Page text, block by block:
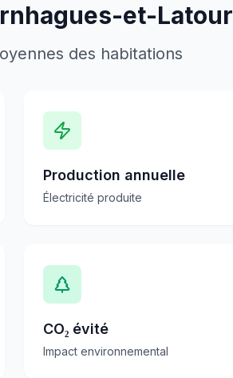
et-Latour
des habitations
Production annuelle
Électricité produite
CO₂ évité
Impact environnemental